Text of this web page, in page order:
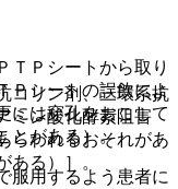
Ｐシートから取り
Ｐシートの誤飲によ
には穿孔をおこして
とがある）。
服用するよう患者に
コリン剤、三環系抗
ミン酸化酵素阻害
らわれるおそれがあ
ある）］。